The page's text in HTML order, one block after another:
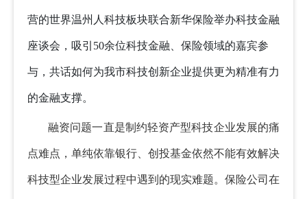
营的世界温州人科技板块联合新华保险举办科技金融
座谈会，吸引50余位科技金融、保险领域的嘉宾参
与，共话如何为我市科技创新企业提供更为精准有力
的金融支撑。
融资问题一直是制约轻资产型科技企业发展的痛
点难点，单纯依靠银行、创投基金依然不能有效解决
科技型企业发展过程中遇到的现实难题。保险公司在